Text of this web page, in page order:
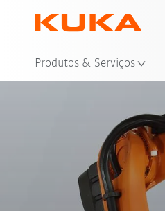
Produtos & Serviços